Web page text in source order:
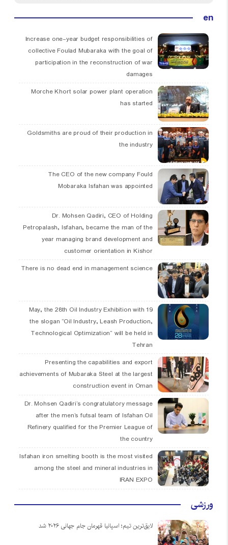
en
Increase one-year budget responsibilities of
collective Foulad Mubaraka with the goal of
participation in the reconstruction of war
damages
Morche Khort solar power plant operation
has started
Goldsmiths are proud of their production in
the industry
The CEO of the new company Fould
Mobaraka Isfahan was appointed
Dr. Mohsen Qadiri, CEO of Holding
Petropalash, Isfahan, became the man of the
year managing brand development and
customer orientation in Kishor
There is no dead end in management science
19 May, the 28th Oil Industry Exhibition with
the slogan “Oil Industry, Leash Production,
Technological Optimization” will be held in
Tehran
Presenting the capabilities and export
achievements of Mubaraka Steel at the largest
construction event in Oman
Dr. Mohsen Qadiri’s congratulatory message
after the men’s futsal team of Isfahan Oil
Refinery qualified for the Premier League of
the country
Isfahan iron smelting booth is the most visited
among the steel and mineral industries in
IRAN EXPO
ورزشی
لایق‌ترین تیم؛ اسپانیا قهرمان جام جهانی ۲۰۲۶ شد